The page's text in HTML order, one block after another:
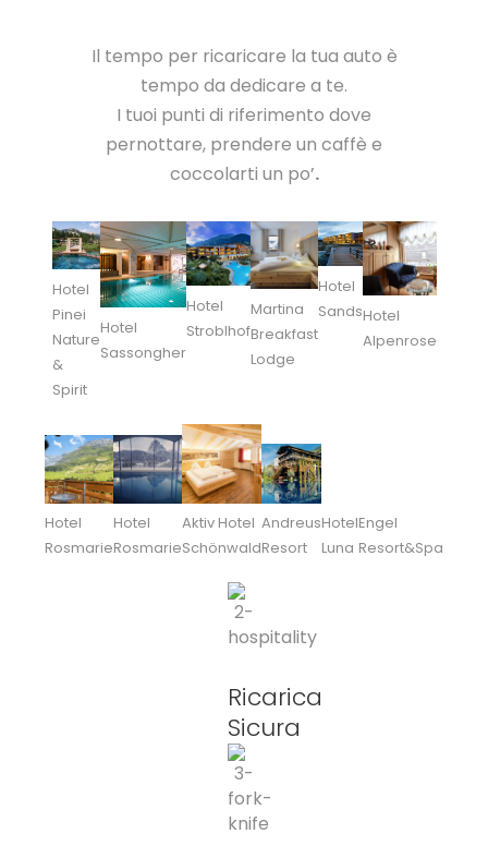
Il tempo per ricaricare la tua auto è
tempo da dedicare a te.
I tuoi punti di riferimento dove
pernottare, prendere un caffè e
coccolarti un po’.
Hotel
Pinei
Nature
&
Spirit
Hotel
Sassongher
Hotel
Stroblhof
Martina
Breakfast
Lodge
Hotel
SandsHotel
Alpenrose
Hotel
Rosmarie
Hotel
Rosmarie
Aktiv Hotel
Schönwald
Andreus
Resort
Hotel
Luna
Engel
Resort&Spa
Ricarica
Sicura